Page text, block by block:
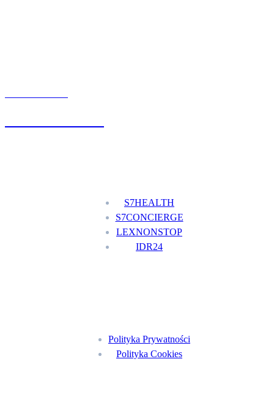
S7HEALTH
S7CONCIERGE
LEXNONSTOP
IDR24
Polityka Prywatności
Polityka Cookies